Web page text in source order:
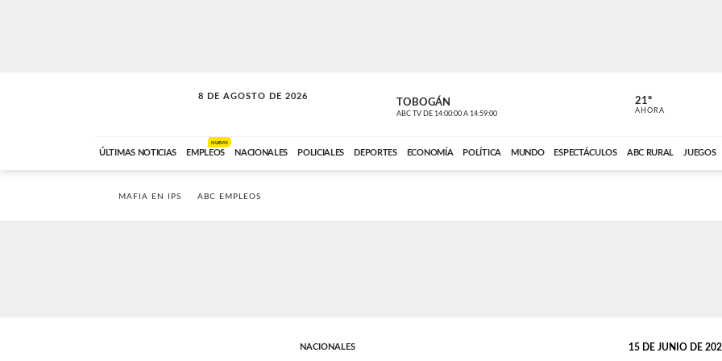
8 DE AGOSTO DE 2026
SOLO MÚSICA TOBOGÁN
ABC TV DE 14:00:00 A 14:59:00 ABC CARDINAL
21º
AHORA
ÚLTIMAS NOTICIAS EMPLEOS
NUEVO
NACIONALES POLICIALES DEPORTES ECONOMÍA POLÍTICA MUNDO ESPECTÁCULOS ABC RURAL JUEGOS
MAFIA EN IPS ABC EMPLEOS
NACIONALES 15 DE JUNIO DE